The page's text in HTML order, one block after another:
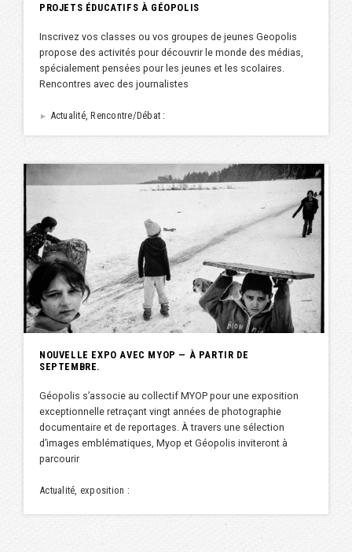
PROJETS ÉDUCATIFS À GÉOPOLIS
Inscrivez vos classes ou vos groupes de jeunes Geopolis
propose des activités pour découvrir le monde des médias,
spécialement pensées pour les jeunes et les scolaires.
Rencontres avec des journalistes
► Actualité, Rencontre/Débat :
NOUVELLE EXPO AVEC MYOP — À PARTIR DE
SEPTEMBRE.
Géopolis s’associe au collectif MYOP pour une exposition
exceptionnelle retraçant vingt années de photographie
documentaire et de reportages. À travers une sélection
d’images emblématiques, Myop et Géopolis inviteront à
parcourir
Actualité, exposition :